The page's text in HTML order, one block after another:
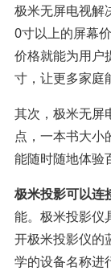
极米无屏电视解
0寸以上的屏幕
价格就能为用户
寸，让更多家庭
其次，极米无屏
点，一本书大
能随时随地体验
极米投影可以连
能。极米投影仪
开极米投影仪的
学的设备名称进